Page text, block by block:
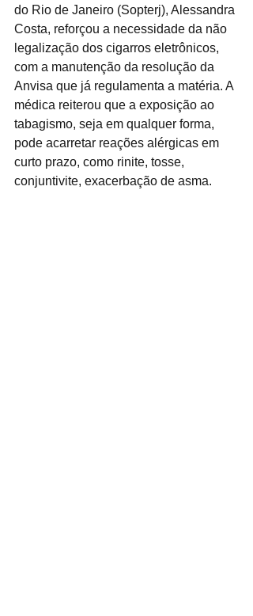
do Rio de Janeiro (Sopterj), Alessandra
Costa, reforçou a necessidade da não
legalização dos cigarros eletrônicos,
com a manutenção da resolução da
Anvisa que já regulamenta a matéria. A
médica reiterou que a exposição ao
tabagismo, seja em qualquer forma,
pode acarretar reações alérgicas em
curto prazo, como rinite, tosse,
conjuntivite, exacerbação de asma.